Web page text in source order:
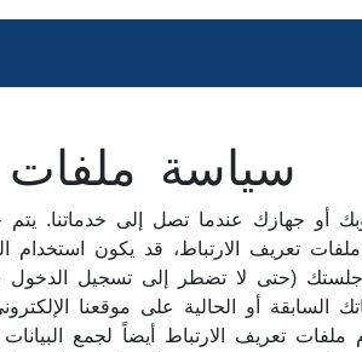
سياسة ملفات
أو جهازك عندما تصل إلى خدماتنا.
تعريف الارتباط، قد يكون استخدام
أو الحالية على موقعنا
تعريف الارتباط أيضاً لجمع البيانات